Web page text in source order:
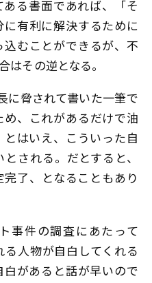
る書面であれば、「そ
有利に解決するために
むことができるが、不
はその逆となる。
に脅されて書いた一筆で
、これがあるだけで油
はいえ、こういった自
される。だとすると、
了、となることもあり
事件の調査にあたって
人物が自白してくれる
があると話が早いので